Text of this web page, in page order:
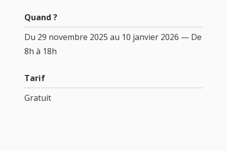
Quand ?
Du 29 novembre 2025 au 10 janvier 2026 — De
8h à 18h
Tarif
Gratuit